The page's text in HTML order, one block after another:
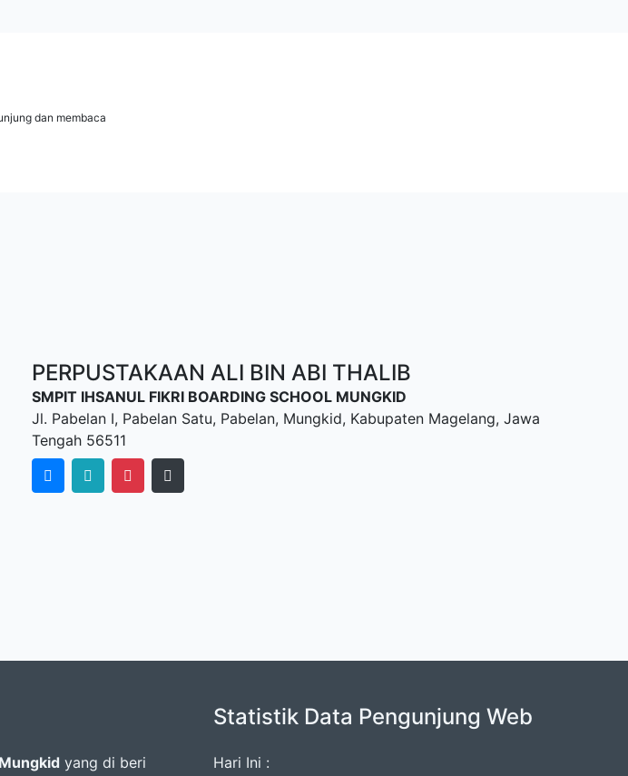
dan membaca
PERPUSTAKAAN ALI BIN ABI THALIB
SMPIT IHSANUL FIKRI BOARDING SCHOOL MUNGKID
Jl. Pabelan I, Pabelan Satu, Pabelan, Mungkid, Kabupaten Magelang, Jawa
Tengah 56511
yang di beri
Statistik Data Pengunjung Web
Hari Ini :